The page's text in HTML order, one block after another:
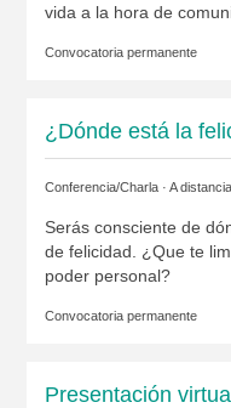
vida a la hora de
Convocatoria permanente
¿Dónde está la
Conferencia/Charla · A
Serás consciente de
de felicidad. ¿Que te
poder personal?
Convocatoria permanente
Presentación